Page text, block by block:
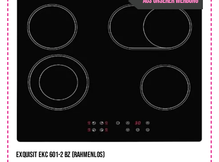
Exquisit EKC 601-2 BZ (rahmenlos)